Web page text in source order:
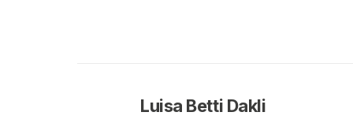
Luisa Betti Dakli